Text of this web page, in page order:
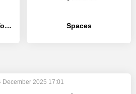
Bubble Shooter Gem Головоломка - [MOD Бесконечные монеты] Spaces
December 2025 17:01